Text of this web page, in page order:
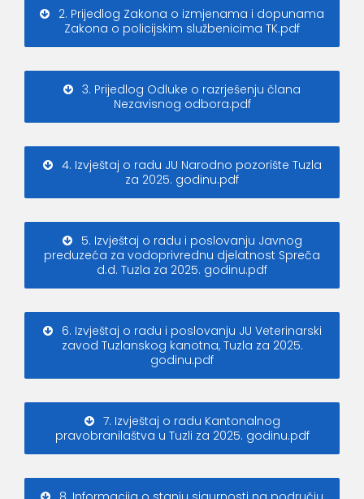
2. Prijedlog Zakona o izmjenama i dopunama
Zakona o policijskim službenicima TK.pdf
3. Prijedlog Odluke o razrješenju člana
Nezavisnog odbora.pdf
4. Izvještaj o radu JU Narodno pozorište Tuzla
za 2025. godinu.pdf
5. Izvještaj o radu i poslovanju Javnog
preduzeća za vodoprivrednu djelatnost Spreča
d.d. Tuzla za 2025. godinu.pdf
6. Izvještaj o radu i poslovanju JU Veterinarski
zavod Tuzlanskog kanotna, Tuzla za 2025.
godinu.pdf
7. Izvještaj o radu Kantonalnog
pravobranilaštva u Tuzli za 2025. godinu.pdf